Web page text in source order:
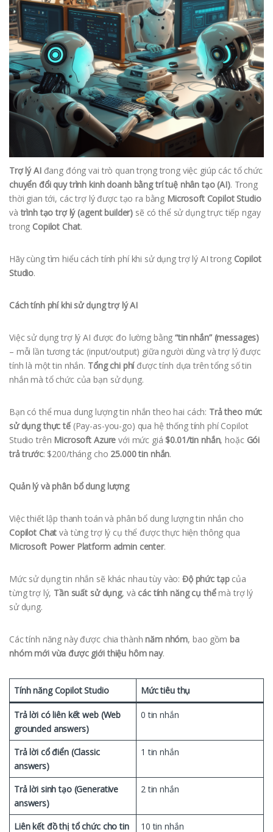
Trợ lý AIđang đóng vai trò quan trọng trong việc giúp các tổ chức
chuyển đổi quy trình kinh doanh bằng trí tuệ nhân tạo (AI). Trong
thời gian tới, các trợ lý được tạo ra bằng Microsoft Copilot Studio
vàtrình tạo trợ lý (agent builder) sẽ có thể sử dụng trực tiếp ngay
trong Copilot Chat.
Hãy cùng tìm hiểu cách tính phí khi sử dụng trợ lý AI trong Copilot
Studio.
Cách tính phí khi sử dụng trợ lý AI
Việc sử dụng trợ lý AI được đo lường bằng“tin nhắn” (messages)
– mỗi lần tương tác (input/output) giữa người dùng và trợ lý được
tính là một tin nhắn. Tổng chi phíđược tính dựa trên tổng số tin
nhắn mà tổ chức của bạn sử dụng.
Bạn có thể mua dung lượng tin nhắn theo hai cách: Trả theo mức
sử dụng thực tế(Pay-as-you-go) qua hệ thống tính phí Copilot
Studio trên Microsoft Azure với mức giá$0.01/tin nhắn, hoặc Gói
trả trước: $200/tháng cho 25.000 tin nhắn.
Quản lý và phân bổ dung lượng
Việc thiết lập thanh toán và phân bổ dung lượng tin nhắn cho
Copilot Chat và từng trợ lý cụ thể được thực hiện thông qua
Microsoft Power Platform admin center.
Mức sử dụng tin nhắn sẽ khác nhau tùy vào: Độ phức tạpcủa
từng trợ lý, Tần suất sử dụng, và các tính năng cụ thểmà trợ lý
sử dụng.
Các tính năng này được chia thànhnăm nhóm, bao gồm ba
nhóm mới vừa được giới thiệu hôm nay.
Tính năng Copilot Studio Mức tiêu thụ
Trả lời có liên kết web (Web
grounded answers)
0 tin nhắn
Trả lời cổ điển (Classic
answers)
1 tin nhắn
Trả lời sinh tạo (Generative
answers)
2 tin nhắn
Liên kết đồ thị tổ chức cho tin 10 tin nhắn